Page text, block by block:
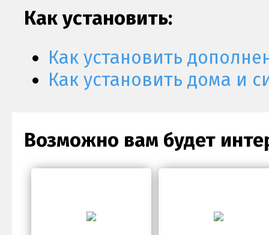
Как установить:
Как установить
Как установить дома и
Возможно вам будет